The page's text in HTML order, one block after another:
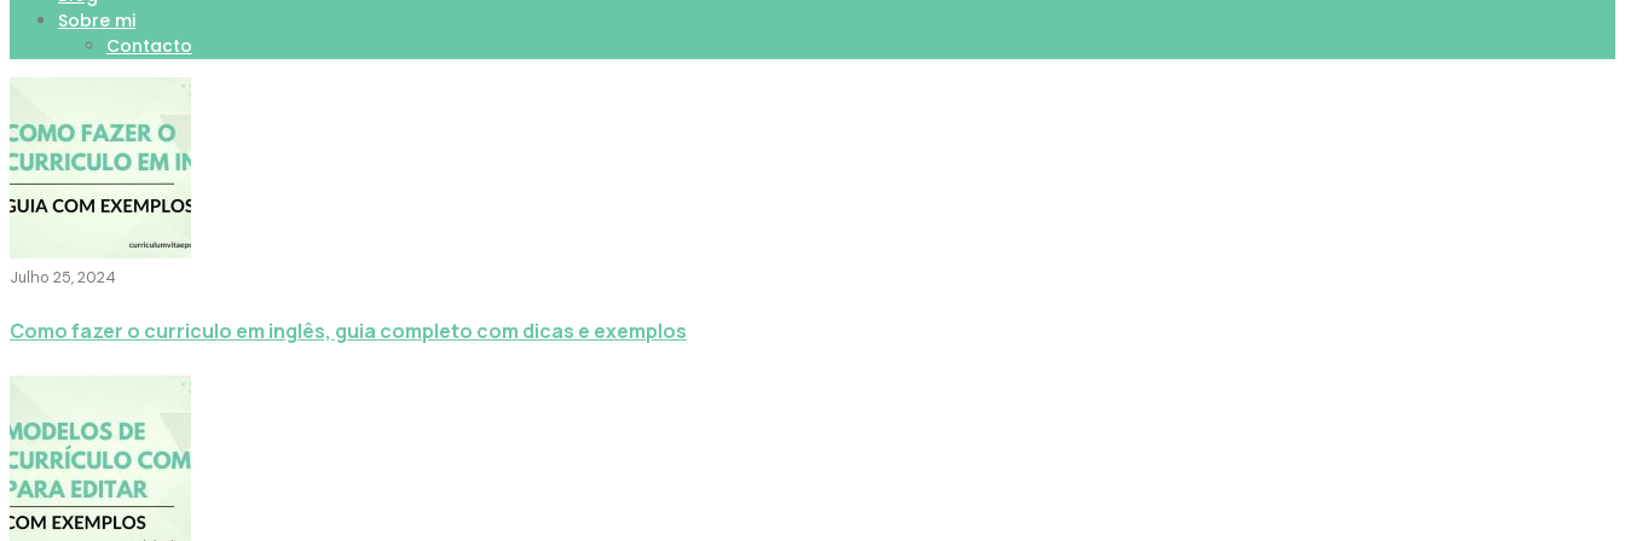
Sobre mi
Contacto
Julho 25, 2024
Como fazer o curriculo em inglês, guia completo com dicas e exemplos